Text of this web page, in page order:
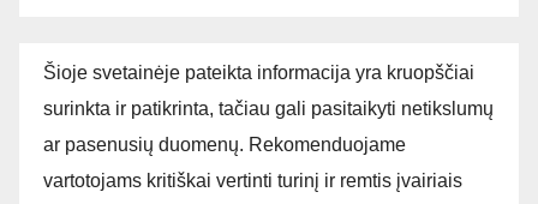
Šioje svetainėje pateikta informacija yra kruopščiai
surinkta ir patikrinta, tačiau gali pasitaikyti netikslumų
ar pasenusių duomenų. Rekomenduojame
vartotojams kritiškai vertinti turinį ir remtis įvairiais